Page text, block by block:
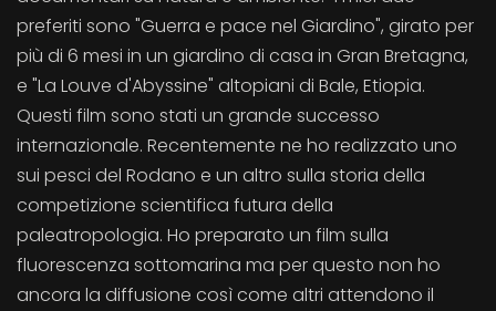
preferiti sono "Guerra e pace nel Giardino", girato per
più di 6 mesi in un giardino di casa in Gran Bretagna,
e "La Louve d'Abyssine" altopiani di Bale, Etiopia.
Questi film sono stati un grande successo
internazionale. Recentemente ne ho realizzato uno
sui pesci del Rodano e un altro sulla storia della
competizione scientifica futura della
paleatropologia. Ho preparato un film sulla
fluorescenza sottomarina ma per questo non ho
ancora la diffusione così come altri attendono il